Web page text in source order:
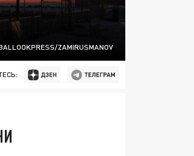
ZAMIRUSMANOV